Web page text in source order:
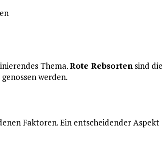
Thema.Rote Rebsorten sind die
werden.
Faktoren. Ein entscheidender Aspekt